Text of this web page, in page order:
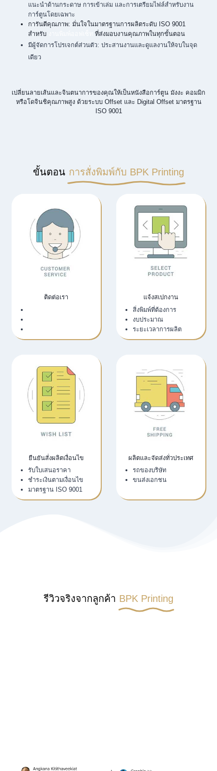
แนะนำด้านกระดาษ การเข้าเล่ม และการเตรียมไฟล์สำหรับงาน
การ์ตูนโดยเฉพาะ
การันตีคุณภาพ: มั่นใจในมาตรฐานการผลิตระดับ ISO 9001
สำหรับ
ที่ส่งมอบงานคุณภาพในทุกขั้นตอน
มีผู้จัดการโปรเจกต์ส่วนตัว: ประสานงานและดูแลงานให้จบในจุด
เดียว
เปลี่ยนลายเส้นและจินตนาการของคุณให้เป็นหนังสือการ์ตูน มังงะ คอมมิก
หรือโดจินชิคุณภาพสูง ด้วยระบบ Offset และ Digital Offset มาตรฐาน
ISO 9001
ขั้นตอน การสั่งพิมพ์กับ BPK Printing
ติดต่อเรา
แจ้งสเปกงาน
สิ่งพิมพ์ที่ต้องการ
งบประมาณ
ระยะเวลาการผลิต
ยืนยันสั่งผลิตเงื่อนไข
รับใบเสนอราคา
ชำระเงินตามเงื่อนไข
มาตรฐาน ISO 9001
ผลิตและจัดส่งทั่วประเทศ
รถของบริษัท
ขนส่งเอกชน
รีวิวจริงจากลูกค้า BPK Printing